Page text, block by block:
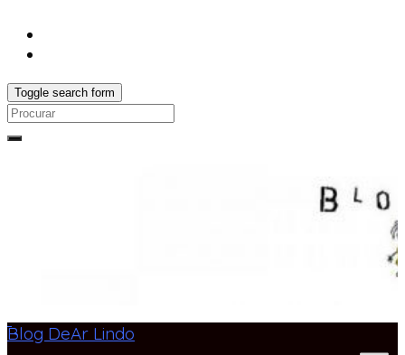
Toggle search form
Search
Blog DeAr Lindo